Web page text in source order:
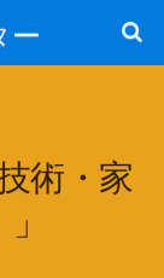
ー
術・家